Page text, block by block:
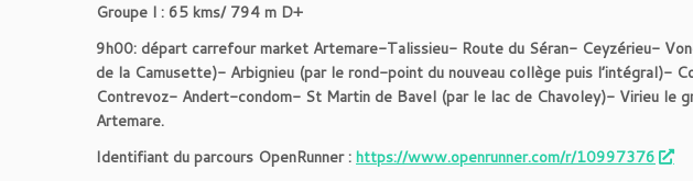
Groupe l : 65 kms/ 794 m D+
9h00: départ carrefour market Artemare-Talissieu- Route du Séran- Ceyzérieu-
de la Camusette)- Arbignieu (par le rond-point du nouveau collège puis l’intégral)-
Contrevoz- Andert-condom- St Martin de Bavel (par le lac de Chavoley)- Virieu le
Artemare.
Identifiant du parcours OpenRunner : https://www.openrunner.com/r/10997376